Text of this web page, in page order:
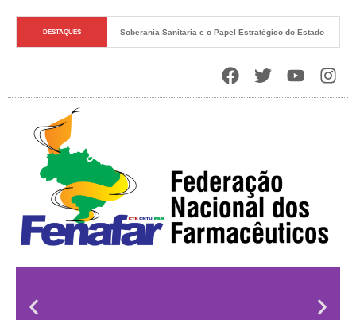
DESTAQUES Soberania Sanitária e o Papel Estratégico do Estado